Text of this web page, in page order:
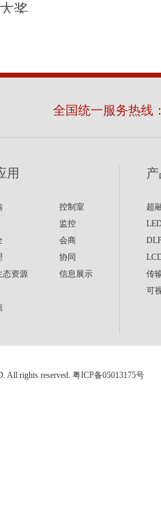
奖
全国统一服务热线
用
态资源
控制室
监控
会商
协同
信息展示
超
传
可
All rights reserved. 粤ICP备05013175号